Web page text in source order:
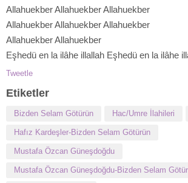
Allahuekber Allahuekber Allahuekber
Allahuekber Allahuekber Allahuekber
Allahuekber Allahuekber
Eşhedü en la ilâhe illallah Eşhedü en la ilâhe
Tweetle
Etiketler
Bizden Selam Götürün Hac/Umre İlahileri
Hafız Kardeşler-Bizden Selam Götürün
Mustafa Özcan Güneşdoğdu
Mustafa Özcan Güneşdoğdu-Bizden Selam